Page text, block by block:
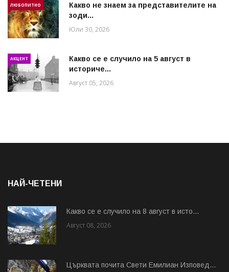
ЛЮБОПИТНО
Какво не знаем за представителите на
зоди...
Юли 30, 2026
АКЦЕНТ
Какво се е случило на 5 август в
историче...
Август 05, 2026
НАЙ-ЧЕТЕНИ
Какво се е случило на 8 август в исто...
Август 08, 2026
Църквата почита Свeти Емилиан Изповед...